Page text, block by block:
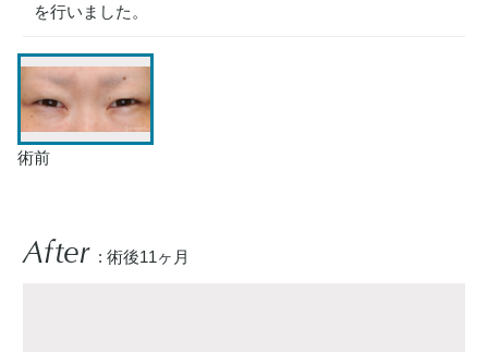
を行いました。
術前
After : 術後11ヶ月